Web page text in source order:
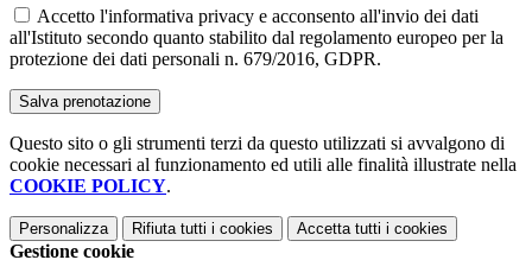
Accetto l'informativa privacy e acconsento all'invio dei dati
all'Istituto secondo quanto stabilito dal regolamento europeo per la
protezione dei dati personali n. 679/2016, GDPR.
Questo sito o gli strumenti terzi da questo utilizzati si avvalgono di
cookie necessari al funzionamento ed utili alle finalità illustrate nella
COOKIE POLICY.
Personalizza Rifiuta tutti i cookies Accetta tutti i cookies
Gestione cookie